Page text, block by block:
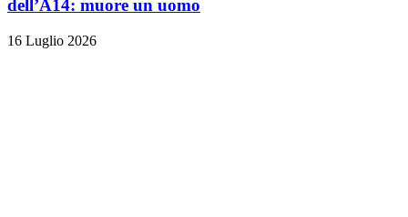
dell’A14: muore un uomo
16 Luglio 2026